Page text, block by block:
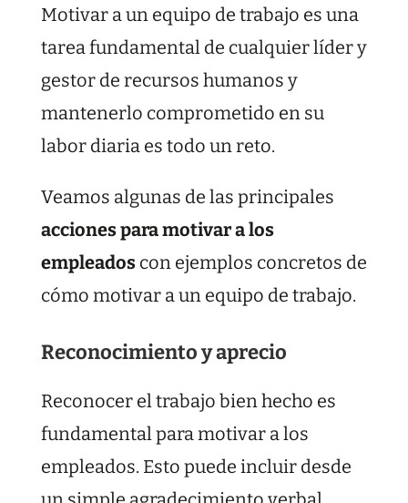
Motivar a un equipo de trabajo es una
tarea fundamental de cualquier líder y
gestor de recursos humanos y
mantenerlo comprometido en su
labor diaria es todo un reto.
Veamos algunas de las principales
acciones para motivar a los
empleadoscon ejemplos concretos de
cómo motivar a un equipo de trabajo.
Reconocimiento y aprecio
Reconocer el trabajo bien hecho es
fundamental para motivar a los
empleados. Esto puede incluir desde